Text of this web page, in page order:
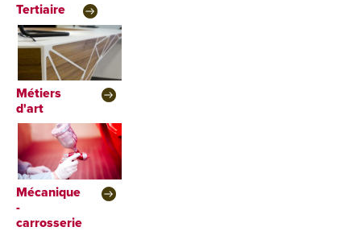
Tertiaire
Métiers
d'art
Mécanique
-
carrosserie